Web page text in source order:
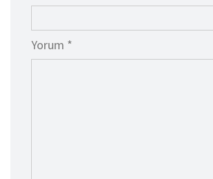
Yorum *